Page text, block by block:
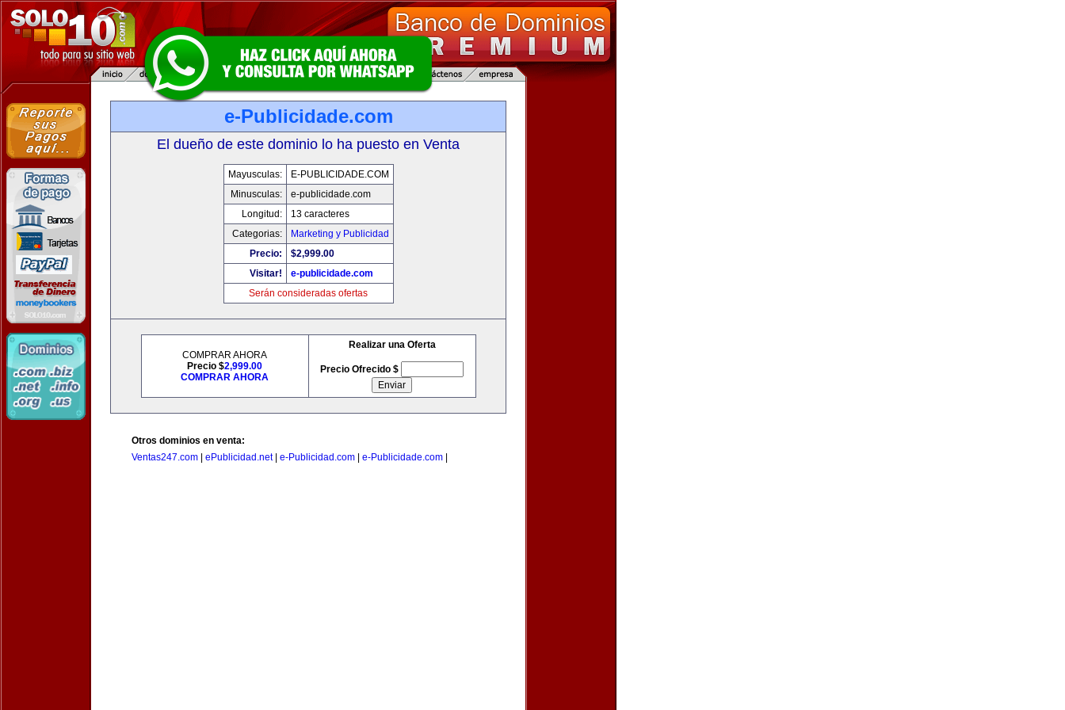
e-Publicidade.com
El dueño de este dominio lo ha puesto en Venta
Mayusculas:
E-PUBLICIDADE.COM
Minusculas:
e-publicidade.com
Longitud:
13 caracteres
Categorias:
Marketing y Publicidad
Precio:
$2,999.00
Visitar!
e-publicidade.com
Serán consideradas ofertas
COMPRAR AHORA
Precio $2,999.00
COMPRAR AHORA
Realizar una Oferta
Precio Ofrecido $
Otros dominios en venta:
Ventas247.com
ePublicidad.net| e-Publicidad.com e-Publicidade.com